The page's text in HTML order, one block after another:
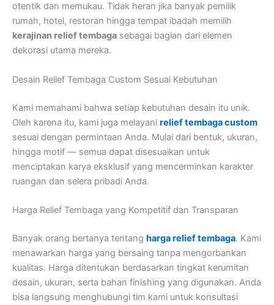
otentik dan memukau. Tidak heran jika banyak pemilik
rumah, hotel, restoran hingga tempat ibadah memilih
kerajinan relief tembaga sebagai bagian dari elemen
dekorasi utama mereka.
Desain Relief Tembaga Custom Sesuai Kebutuhan
Kami memahami bahwa setiap kebutuhan desain itu unik.
Oleh karena itu, kami juga melayani relief tembaga custom
sesuai dengan permintaan Anda. Mulai dari bentuk, ukuran,
hingga motif — semua dapat disesuaikan untuk
menciptakan karya eksklusif yang mencerminkan karakter
ruangan dan selera pribadi Anda.
Harga Relief Tembaga yang Kompetitif dan Transparan
Banyak orang bertanya tentang harga relief tembaga. Kami
menawarkan harga yang bersaing tanpa mengorbankan
kualitas. Harga ditentukan berdasarkan tingkat kerumitan
desain, ukuran, serta bahan finishing yang digunakan. Anda
bisa langsung menghubungi tim kami untuk konsultasi